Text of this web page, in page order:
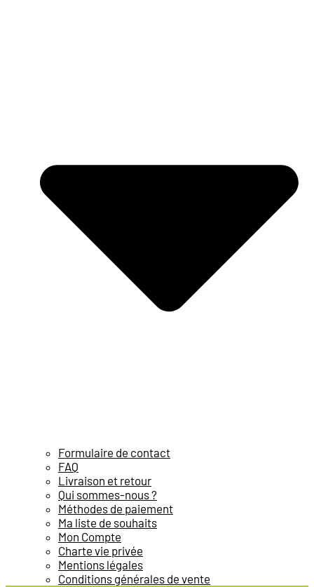
Formulaire de contact
FAQ
Livraison et retour
Qui sommes-nous ?
Méthodes de paiement
Ma liste de souhaits
Mon Compte
Charte vie privée
Mentions légales
Conditions générales de vente